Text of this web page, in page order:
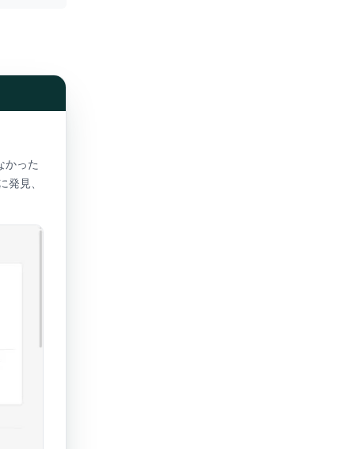
かった
発見、